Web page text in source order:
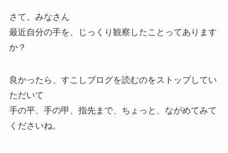
さて。みなさん
最近自分の手を、じっくり観察したことってあります
か？
良かったら、すこしブログを読むのをストップしてい
ただいて
手の平、手の甲、指先まで、ちょっと、ながめてみて
くださいね。